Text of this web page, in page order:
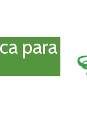
para